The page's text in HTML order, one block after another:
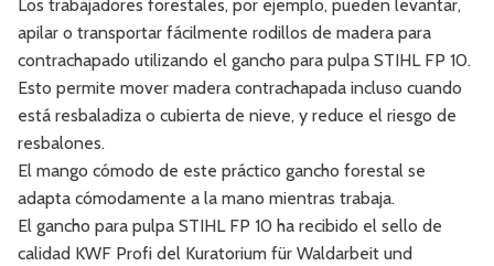
Los trabajadores forestales, por ejemplo, pueden levantar,
apilar o transportar fácilmente rodillos de madera para
contrachapado utilizando el gancho para pulpa STIHL FP 10.
Esto permite mover madera contrachapada incluso cuando
está resbaladiza o cubierta de nieve, y reduce el riesgo de
resbalones.
El mango cómodo de este práctico gancho forestal se
adapta cómodamente a la mano mientras trabaja.
El gancho para pulpa STIHL FP 10 ha recibido el sello de
calidad KWF Profi del Kuratorium für Waldarbeit und